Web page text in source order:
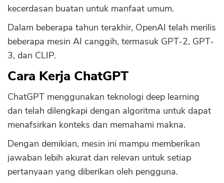
kecerdasan buatan untuk manfaat umum.
Dalam beberapa tahun terakhir, OpenAI telah merilis
beberapa mesin AI canggih, termasuk GPT-2, GPT-
3, dan CLIP.
Cara Kerja ChatGPT
ChatGPT menggunakan teknologi deep learning
dan telah dilengkapi dengan algoritma untuk dapat
menafsirkan konteks dan memahami makna.
Dengan demikian, mesin ini mampu memberikan
jawaban lebih akurat dan relevan untuk setiap
pertanyaan yang diberikan oleh pengguna.